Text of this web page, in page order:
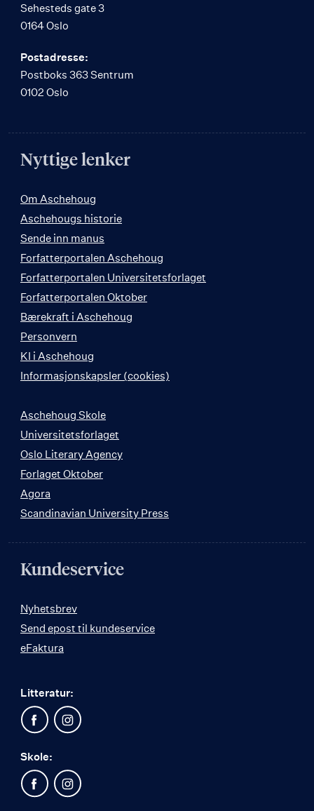
Sehesteds gate 3
0164 Oslo
Postadresse:
Postboks 363 Sentrum
0102 Oslo
Nyttige lenker
Om Aschehoug
Aschehougs historie
Sende inn manus
Forfatterportalen Aschehoug
Forfatterportalen Universitetsforlaget
Forfatterportalen Oktober
Bærekraft i Aschehoug
Personvern
KI i Aschehoug
Informasjonskapsler (cookies)
Aschehoug Skole
Universitetsforlaget
Oslo Literary Agency
Forlaget Oktober
Agora
Scandinavian University Press
Kundeservice
Nyhetsbrev
Send epost til kundeservice
eFaktura
Litteratur:
Skole: